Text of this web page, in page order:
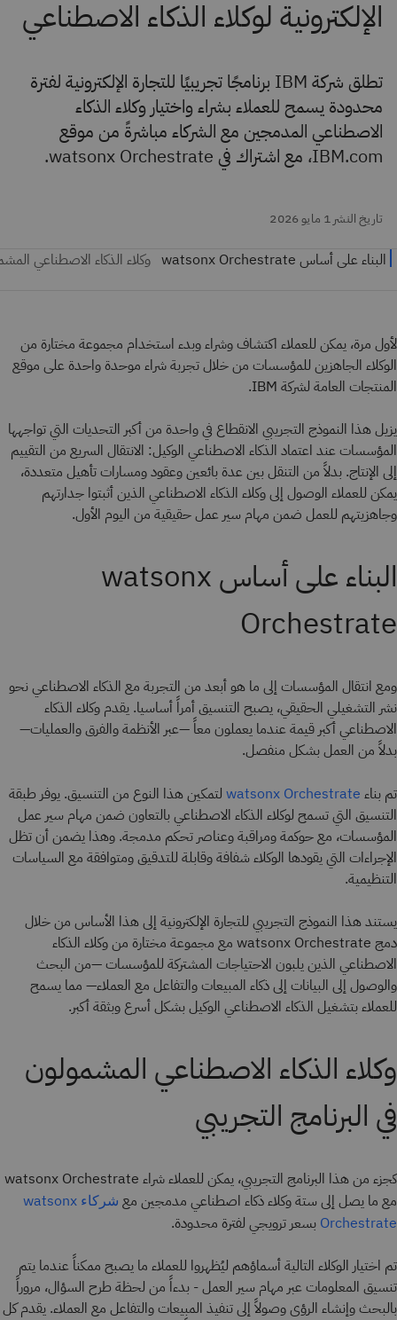
الإلكترونية لوكلاء الذكاء الاصطناعي
تطلق شركة IBM برنامجًا تجريبيًا للتجارة الإلكترونية لفترة
محدودة يسمح للعملاء بشراء واختيار وكلاء الذكاء
الاصطناعي المدمجين مع الشركاء مباشرةً من موقع
IBM.com، مع اشتراك في watsonx Orchestrate.
تاريخ النشر 1 مايو 2026
لأول مرة، يمكن للعملاء اكتشاف وشراء وبدء استخدام مجموعة مختارة من
الوكلاء الجاهزين للمؤسسات من خلال تجربة شراء موحدة واحدة على موقع
المنتجات العامة لشركة IBM.
يزيل هذا النموذج التجريبي الانقطاع في واحدة من أكبر التحديات التي تواجهها
المؤسسات عند اعتماد الذكاء الاصطناعي الوكيل: الانتقال السريع من التقييم
إلى الإنتاج. بدلاً من التنقل بين عدة بائعين وعقود ومسارات تأهيل متعددة،
يمكن للعملاء الوصول إلى وكلاء الذكاء الاصطناعي الذين أثبتوا جدارتهم
وجاهزيتهم للعمل ضمن مهام سير عمل حقيقية من اليوم الأول.
البناء على أساس watsonx
Orchestrate
ومع انتقال المؤسسات إلى ما هو أبعد من التجربة مع الذكاء الاصطناعي نحو
نشر التشغيلي الحقيقي، يصبح التنسيق أمراً أساسيا. يقدم وكلاء الذكاء
الاصطناعي أكبر قيمة عندما يعملون معاً —عبر الأنظمة والفرق والعمليات—
بدلاً من العمل بشكل منفصل.
تم بناء watsonx Orchestrate لتمكين هذا النوع من التنسيق. يوفر طبقة
التنسيق التي تسمح لوكلاء الذكاء الاصطناعي بالتعاون ضمن مهام سير عمل
المؤسسات، مع حوكمة ومراقبة وعناصر تحكم مدمجة. وهذا يضمن أن تظل
الإجراءات التي يقودها الوكلاء شفافة وقابلة للتدقيق ومتوافقة مع السياسات
التنظيمية.
يستند هذا النموذج التجريبي للتجارة الإلكترونية إلى هذا الأساس من خلال
دمج watsonx Orchestrate مع مجموعة مختارة من وكلاء الذكاء
الاصطناعي الذين يلبون الاحتياجات المشتركة للمؤسسات —من البحث
والوصول إلى البيانات إلى ذكاء المبيعات والتفاعل مع العملاء— مما يسمح
للعملاء بتشغيل الذكاء الاصطناعي الوكيل بشكل أسرع وبثقة أكبر.
وكلاء الذكاء الاصطناعي المشمولون
في البرنامج التجريبي
كجزء من هذا البرنامج التجريبي، يمكن للعملاء شراء watsonx Orchestrate
مع ما يصل إلى ستة وكلاء ذكاء اصطناعي مدمجين مع
شركاء watsonx
Orchestrate بسعر ترويجي لفترة محدودة.
تم اختيار الوكلاء التالية أسماؤهم ليُظهروا للعملاء ما يصبح ممكناً عندما يتم
تنسيق المعلومات عبر مهام سير العمل - بدءاً من لحظة طرح السؤال، مروراً
بالبحث وإنشاء الرؤى وصولاً إلى تنفيذ المبيعات والتفاعل مع العملاء. يقدم كل